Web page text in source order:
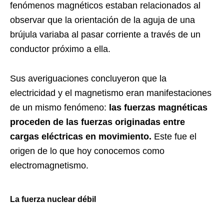
fenómenos magnéticos estaban relacionados al
observar que la orientación de la aguja de una
brújula variaba al pasar corriente a través de un
conductor próximo a ella.
Sus averiguaciones concluyeron que la
electricidad y el magnetismo eran manifestaciones
de un mismo fenómeno: las fuerzas magnéticas
proceden de las fuerzas originadas entre
cargas eléctricas en movimiento. Este fue el
origen de lo que hoy conocemos como
electromagnetismo.
La fuerza nuclear débil